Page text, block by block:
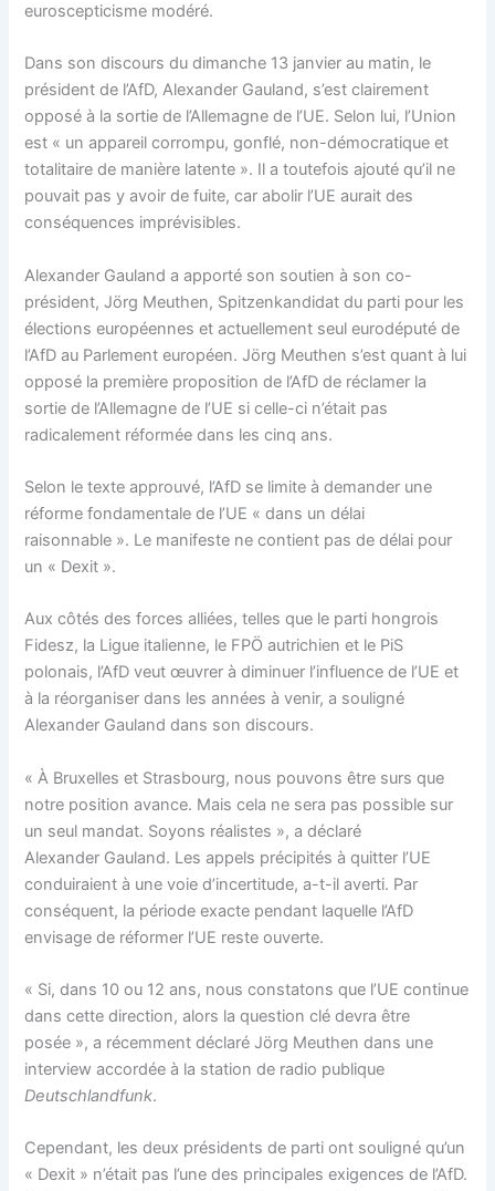
euroscepticisme modéré.
Dans son discours du dimanche 13 janvier au matin, le
président de l’AfD, Alexander Gauland, s’est clairement
opposé à la sortie de l’Allemagne de l’UE. Selon lui, l’Union
est « un appareil corrompu, gonflé, non-démocratique et
totalitaire de manière latente ». Il a toutefois ajouté qu’il ne
pouvait pas y avoir de fuite, car abolir l’UE aurait des
conséquences imprévisibles.
Alexander Gauland a apporté son soutien à son co-
président, Jörg Meuthen, Spitzenkandidat du parti pour les
élections européennes et actuellement seul eurodéputé de
l’AfD au Parlement européen. Jörg Meuthen s’est quant à lui
opposé la première proposition de l’AfD de réclamer la
sortie de l’Allemagne de l’UE si celle-ci n’était pas
radicalement réformée dans les cinq ans.
Selon le texte approuvé, l’AfD se limite à demander une
réforme fondamentale de l’UE « dans un délai
raisonnable ». Le manifeste ne contient pas de délai pour
un « Dexit ».
Aux côtés des forces alliées, telles que le parti hongrois
Fidesz, la Ligue italienne, le FPÖ autrichien et le PiS
polonais, l’AfD veut œuvrer à diminuer l’influence de l’UE et
à la réorganiser dans les années à venir, a souligné
Alexander Gauland dans son discours.
« À Bruxelles et Strasbourg, nous pouvons être surs que
notre position avance. Mais cela ne sera pas possible sur
un seul mandat. Soyons réalistes », a déclaré
Alexander Gauland. Les appels précipités à quitter l’UE
conduiraient à une voie d’incertitude, a-t-il averti. Par
conséquent, la période exacte pendant laquelle l’AfD
envisage de réformer l’UE reste ouverte.
« Si, dans 10 ou 12 ans, nous constatons que l’UE continue
dans cette direction, alors la question clé devra être
posée », a récemment déclaré Jörg Meuthen dans une
interview accordée à la station de radio publique
Deutschlandfunk.
Cependant, les deux présidents de parti ont souligné qu’un
« Dexit » n’était pas l’une des principales exigences de l’AfD.